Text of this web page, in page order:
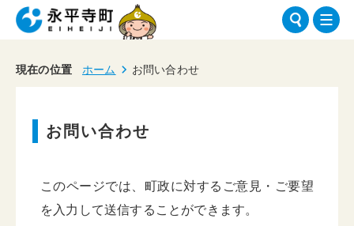
現在の位置 ホーム お問い合わせ
お問い合わせ
このページでは、町政に対するご意見・ご要望
を入力して送信することができます。